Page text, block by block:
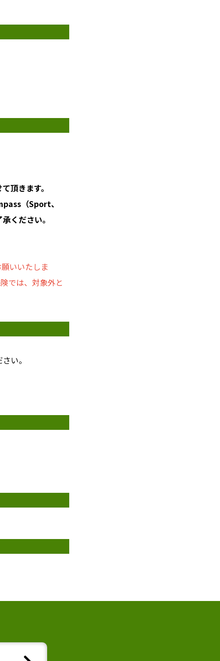
頂きます。
（Sport、
ください。
いいたしま
では、対象外と
い。